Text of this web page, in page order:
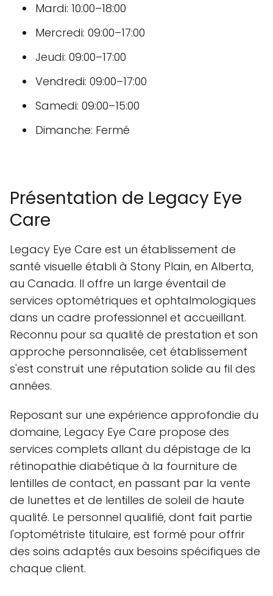
Mardi: 10:00–18:00
Mercredi: 09:00–17:00
Jeudi: 09:00–17:00
Vendredi: 09:00–17:00
Samedi: 09:00–15:00
Dimanche: Fermé
Présentation de Legacy Eye
Care
Legacy Eye Care est un établissement de
santé visuelle établi à Stony Plain, en Alberta,
au Canada. Il offre un large éventail de
services optométriques et ophtalmologiques
dans un cadre professionnel et accueillant.
Reconnu pour sa qualité de prestation et son
approche personnalisée, cet établissement
s'est construit une réputation solide au fil des
années.
Reposant sur une expérience approfondie du
domaine, Legacy Eye Care propose des
services complets allant du dépistage de la
rétinopathie diabétique à la fourniture de
lentilles de contact, en passant par la vente
de lunettes et de lentilles de soleil de haute
qualité. Le personnel qualifié, dont fait partie
l'optométriste titulaire, est formé pour offrir
des soins adaptés aux besoins spécifiques de
chaque client.